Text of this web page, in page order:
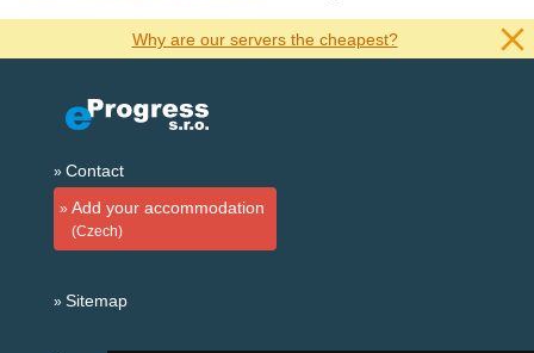
Why are our servers the cheapest?
Contact
Add your accommodation
(Czech)
Sitemap